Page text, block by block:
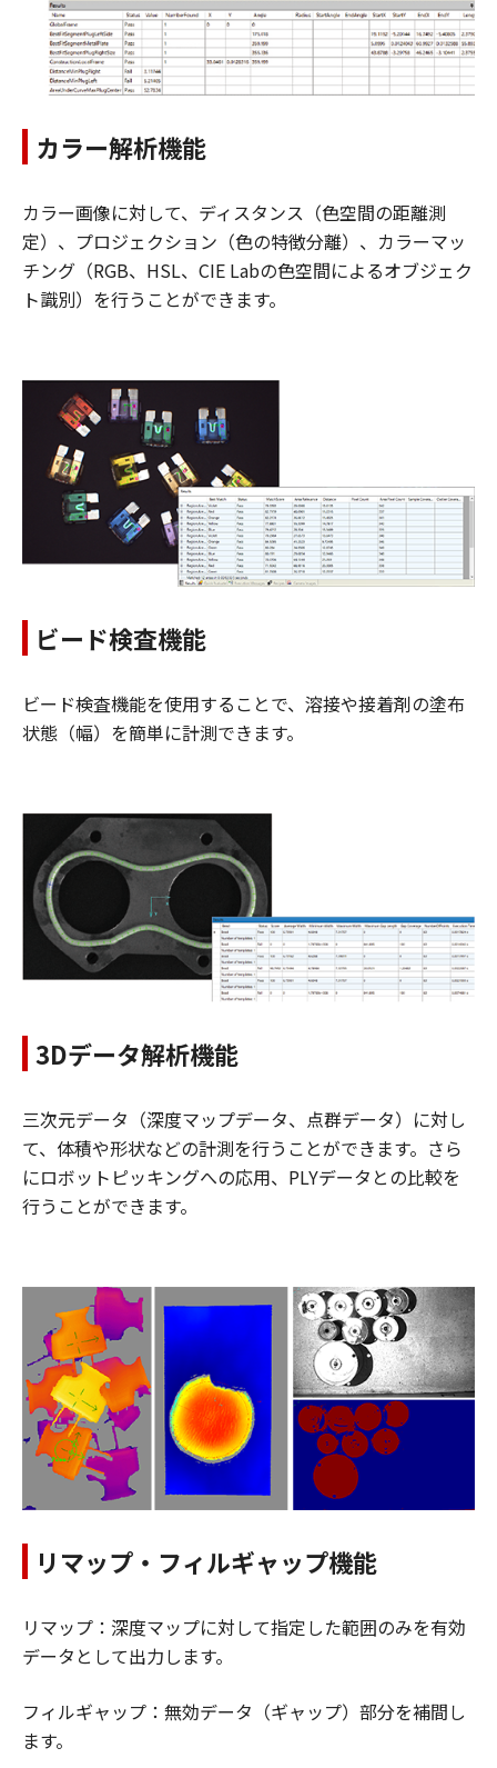
カラー解析機能
カラー画像に対して、ディスタンス（色空間の距離測
定）、プロジェクション（色の特徴分離）、カラーマッ
チング（RGB、HSL、CIE Labの色空間によるオブジェク
ト識別）を行うことができます。
ビード検査機能
ビード検査機能を使用することで、溶接や接着剤の塗布
状態（幅）を簡単に計測できます。
3Dデータ解析機能
三次元データ（深度マップデータ、点群データ）に対し
て、体積や形状などの計測を行うことができます。さら
にロボットピッキングへの応用、PLYデータとの比較を
行うことができます。
リマップ・フィルギャップ機能
リマップ：深度マップに対して指定した範囲のみを有効
データとして出力します。
フィルギャップ：無効データ（ギャップ）部分を補間し
ます。